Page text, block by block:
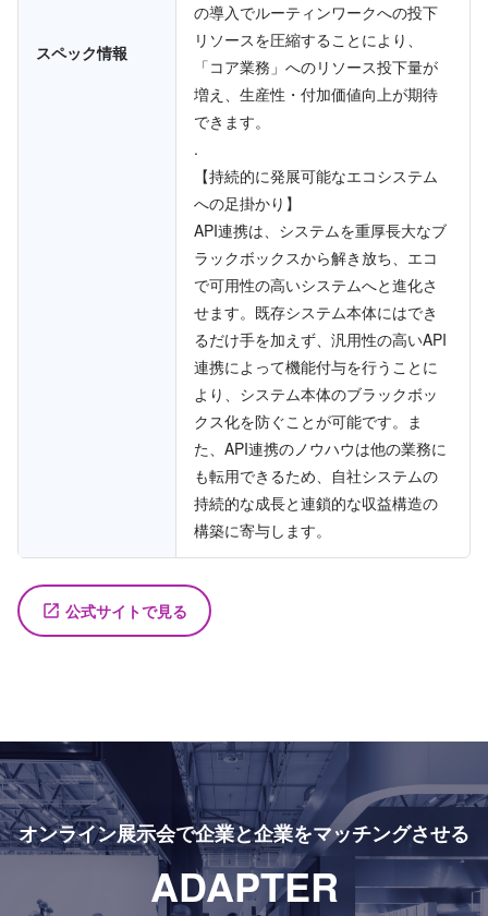
スペック情報
の導入でルーティンワークへの投下
リソースを圧縮することにより、
「コア業務」へのリソース投下量が
増え、生産性・付加価値向上が期待
できます。
.
【持続的に発展可能なエコシステム
への足掛かり】
API連携は、システムを重厚長大なブ
ラックボックスから解き放ち、エコ
で可用性の高いシステムへと進化さ
せます。既存システム本体にはでき
るだけ手を加えず、汎用性の高いAPI
連携によって機能付与を行うことに
より、システム本体のブラックボッ
クス化を防ぐことが可能です。ま
た、API連携のノウハウは他の業務に
も転用できるため、自社システムの
持続的な成長と連鎖的な収益構造の
構築に寄与します。
launch 公式サイトで見る
オンライン展示会で企業と企業をマッチングさせる
ADAPTER